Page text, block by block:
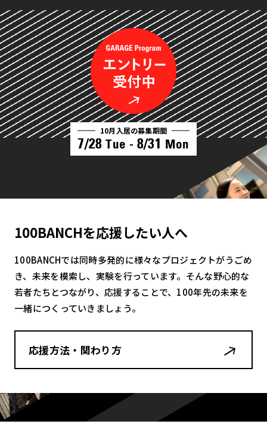
10月入居の募集期間
7/28 Tue - 8/31 Mon
100BANCHを応援したい人へ
100BANCHでは同時多発的に様々なプロジェクトがうごめ
き、未来を模索し、実験を行っています。そんな野心的な
若者たちとつながり、応援することで、100年先の未来を
一緒につくっていきましょう。
応援方法・関わり方